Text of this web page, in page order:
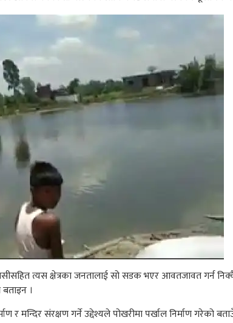
त्यस क्षेत्रका जनतालाई सो सडक भएर आवतजावत
।
र मन्दिर संरक्षण गर्ने उद्देश्यले पोखरीमा पर्खाल निर्माण गरेको